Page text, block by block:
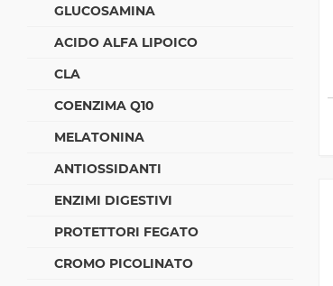
GLUCOSAMINA
ACIDO ALFA LIPOICO
CLA
COENZIMA Q10
MELATONINA
ANTIOSSIDANTI
ENZIMI DIGESTIVI
PROTETTORI FEGATO
CROMO PICOLINATO